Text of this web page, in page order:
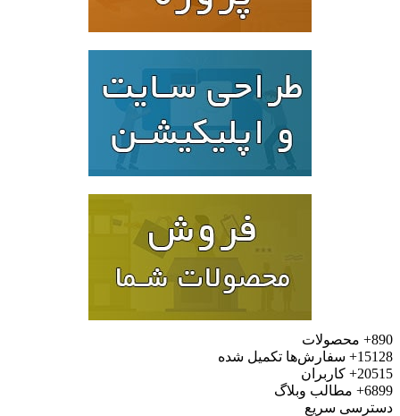
محصولات
سفارش‌ها تکمیل شده
کاربران
مطالب وبلاگ
سریع